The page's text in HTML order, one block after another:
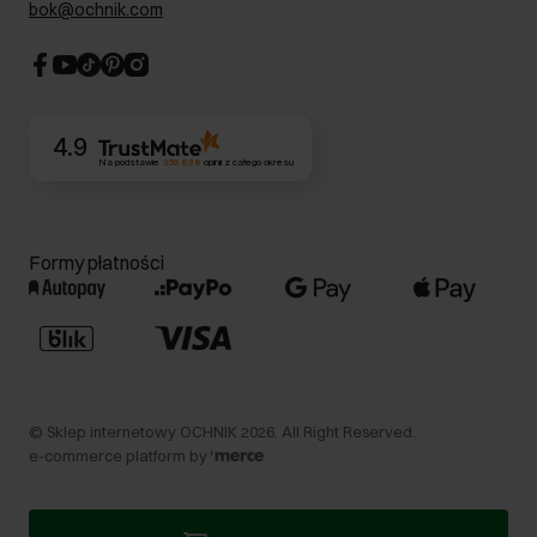
CSR
bok@ochnik.com
4.9
Na podstawie 356 838 opinii z całego okresu
Formy płatności
© Sklep internetowy OCHNIK 2026 . All Right Reserved.
e-commerce platform by